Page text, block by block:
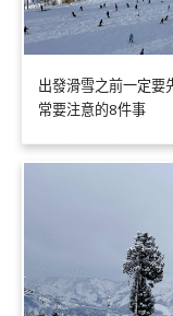
出發滑雪之前一定要
常要注意的8件事